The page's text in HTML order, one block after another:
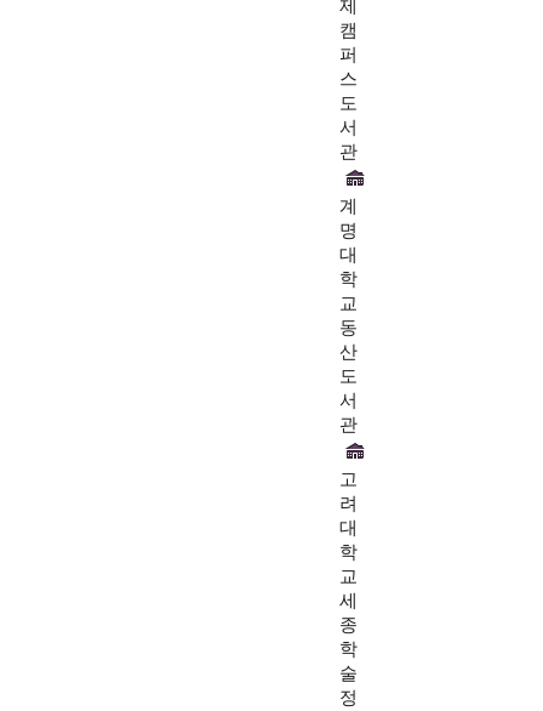
제
캠
퍼
스
도
서
관
계
명
대
학
교
동
산
도
서
관
고
려
대
학
교
세
종
학
술
정